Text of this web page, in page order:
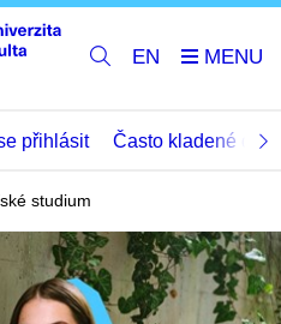
EN
přihlásit Často kladené
studium